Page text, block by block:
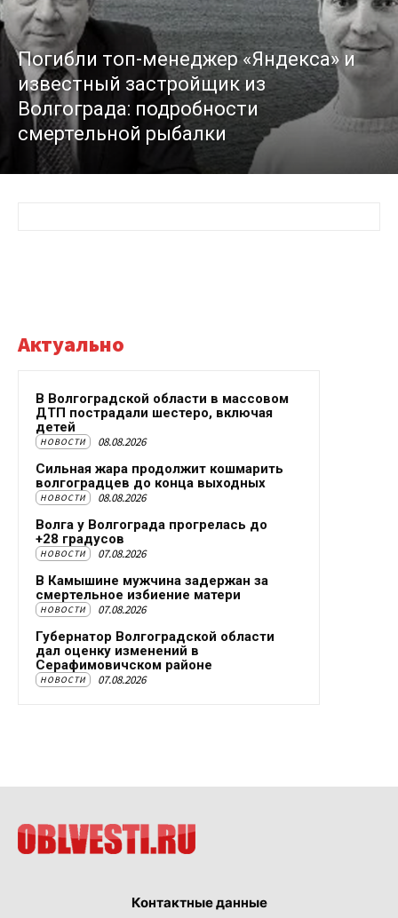
Погибли топ-менеджер «Яндекса» и
известный застройщик из
Волгограда: подробности
смертельной рыбалки
Актуально
В Волгоградской области в массовом
ДТП пострадали шестеро, включая
детей
НОВОСТИ 08.08.2026
Сильная жара продолжит кошмарить
волгоградцев до конца выходных
НОВОСТИ 08.08.2026
Волга у Волгограда прогрелась до
+28 градусов
НОВОСТИ 07.08.2026
В Камышине мужчина задержан за
смертельное избиение матери
НОВОСТИ 07.08.2026
Губернатор Волгоградской области
дал оценку изменений в
Серафимовичском районе
НОВОСТИ 07.08.2026
Контактные данные